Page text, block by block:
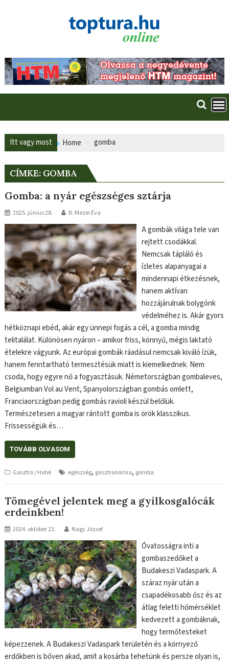
Itt vagy most Home gomba
CÍMKE: GOMBA
Gomba: a nyár egészséges sztárja
2025. június 28. B. Mezei Éva
A gombák világa tele van
rejtett csodákkal.
Nemcsak tápláló és
ízletes alapanyagai a
mindennapi étkezésnek,
hanem aktívan
hozzájárulnak bolygónk
védelméhez is. Akár gyors
hétköznapi ebéd, akár egy ünnepi fogás a cél, a gomba mindig
telitalálat. Különösen nyáron – amikor friss, könnyű, mégis laktató
ételekre vágyunk. Az európai gombák ráadásul nemcsak kiváló ízük,
hanem fenntartható termesztésük miatt is kiemelkednek. Nem
csoda, hogy egyre nő a fogyasztásuk. Németországban gombaleves,
Belgiumban Vol au Vent, Spanyolországban gombás omlett,
Franciaországban pedig gombás ravioli készül belőlük.
Természetesen a magyar rántott gomba is örök klasszikus.
Frissességük és…
TOVÁBB OLVASOM
Gasztro / Hotel egészség, gasztronómia, gomba
Tömegével jelentek meg a gyilkosgalócák
erdeinkben!
2024. október 23. Nagy József
Óvatosságra inti a
gombaszedőket a
Budakeszi Vadaspark. A
száraz nyár után a
csapadékosabb ősz és az
átlag feletti hőmérséklet
kedvezett a gombáknak,
hogy termőtesteket
képezzenek. A Budakeszi Vadaspark területén és a környező
erdőkben is bőven akad, amit a kosárba tehetünk és persze olyan is,